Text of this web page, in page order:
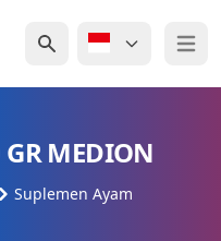
Open
MEDION
Suplemen Ayam